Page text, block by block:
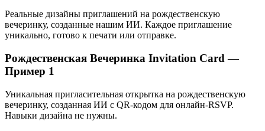
Реальные дизайны приглашений на рождественскую
вечеринку, созданные нашим ИИ. Каждое приглашение
уникально, готово к печати или отправке.
Рождественская Вечеринка Invitation Card —
Пример 1
Уникальная пригласительная открытка на рождественскую
вечеринку, созданная ИИ с QR-кодом для онлайн-RSVP.
Навыки дизайна не нужны.